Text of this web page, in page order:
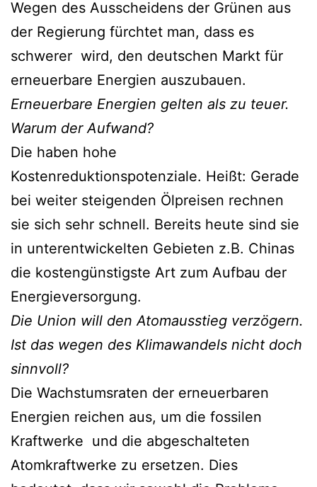
Wegen des Ausscheidens der Grünen aus
der Regierung fürchtet man, dass es
schwerer wird, den deutschen Markt für
erneuerbare Energien auszubauen.
Erneuerbare Energien gelten als zu teuer.
Warum der Aufwand?
Die haben hohe
Kostenreduktionspotenziale. Heißt: Gerade
bei weiter steigenden Ölpreisen rechnen
sie sich sehr schnell. Bereits heute sind sie
in unterentwickelten Gebieten z.B. Chinas
die kostengünstigste Art zum Aufbau der
Energieversorgung.
Die Union will den Atomausstieg verzögern.
Ist das wegen des Klimawandels nicht doch
sinnvoll?
Die Wachstumsraten der erneuerbaren
Energien reichen aus, um die fossilen
Kraftwerke und die abgeschalteten
Atomkraftwerke zu ersetzen. Dies